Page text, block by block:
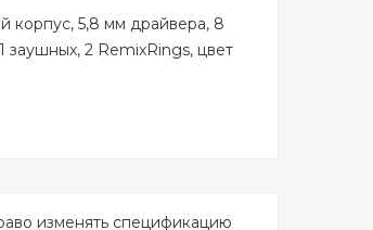
корпус, 5,8 мм драйвера, 8
заушных, 2 RemixRings, цвет
изменять спецификацию